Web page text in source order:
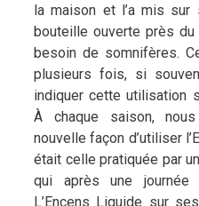
la maison et l’a mis
bouteille ouverte près du
besoin de somnifères.
plusieurs fois, si
indiquer cette utilisation
À chaque saison,
nouvelle façon d’utiliser
était celle pratiquée par
qui après une journée
L’Encens Liquide sur